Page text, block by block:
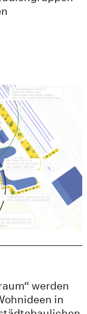
werden
in